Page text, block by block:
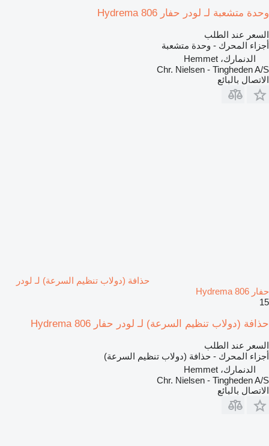
وحدة متشعبة لـ لودر حفار Hydrema 806
السعر عند الطلب
أجزاء المحرك - وحدة متشعبة
الدنمارك، Hemmet
Chr. Nielsen - Tingheden A/S
الاتصال بالبائع
حذافة (دولاب تنظيم السرعة) لـ لودر
حفار Hydrema 806
15
حذافة (دولاب تنظيم السرعة) لـ لودر حفار Hydrema 806
السعر عند الطلب
أجزاء المحرك - حذافة (دولاب تنظيم السرعة)
الدنمارك، Hemmet
Chr. Nielsen - Tingheden A/S
الاتصال بالبائع